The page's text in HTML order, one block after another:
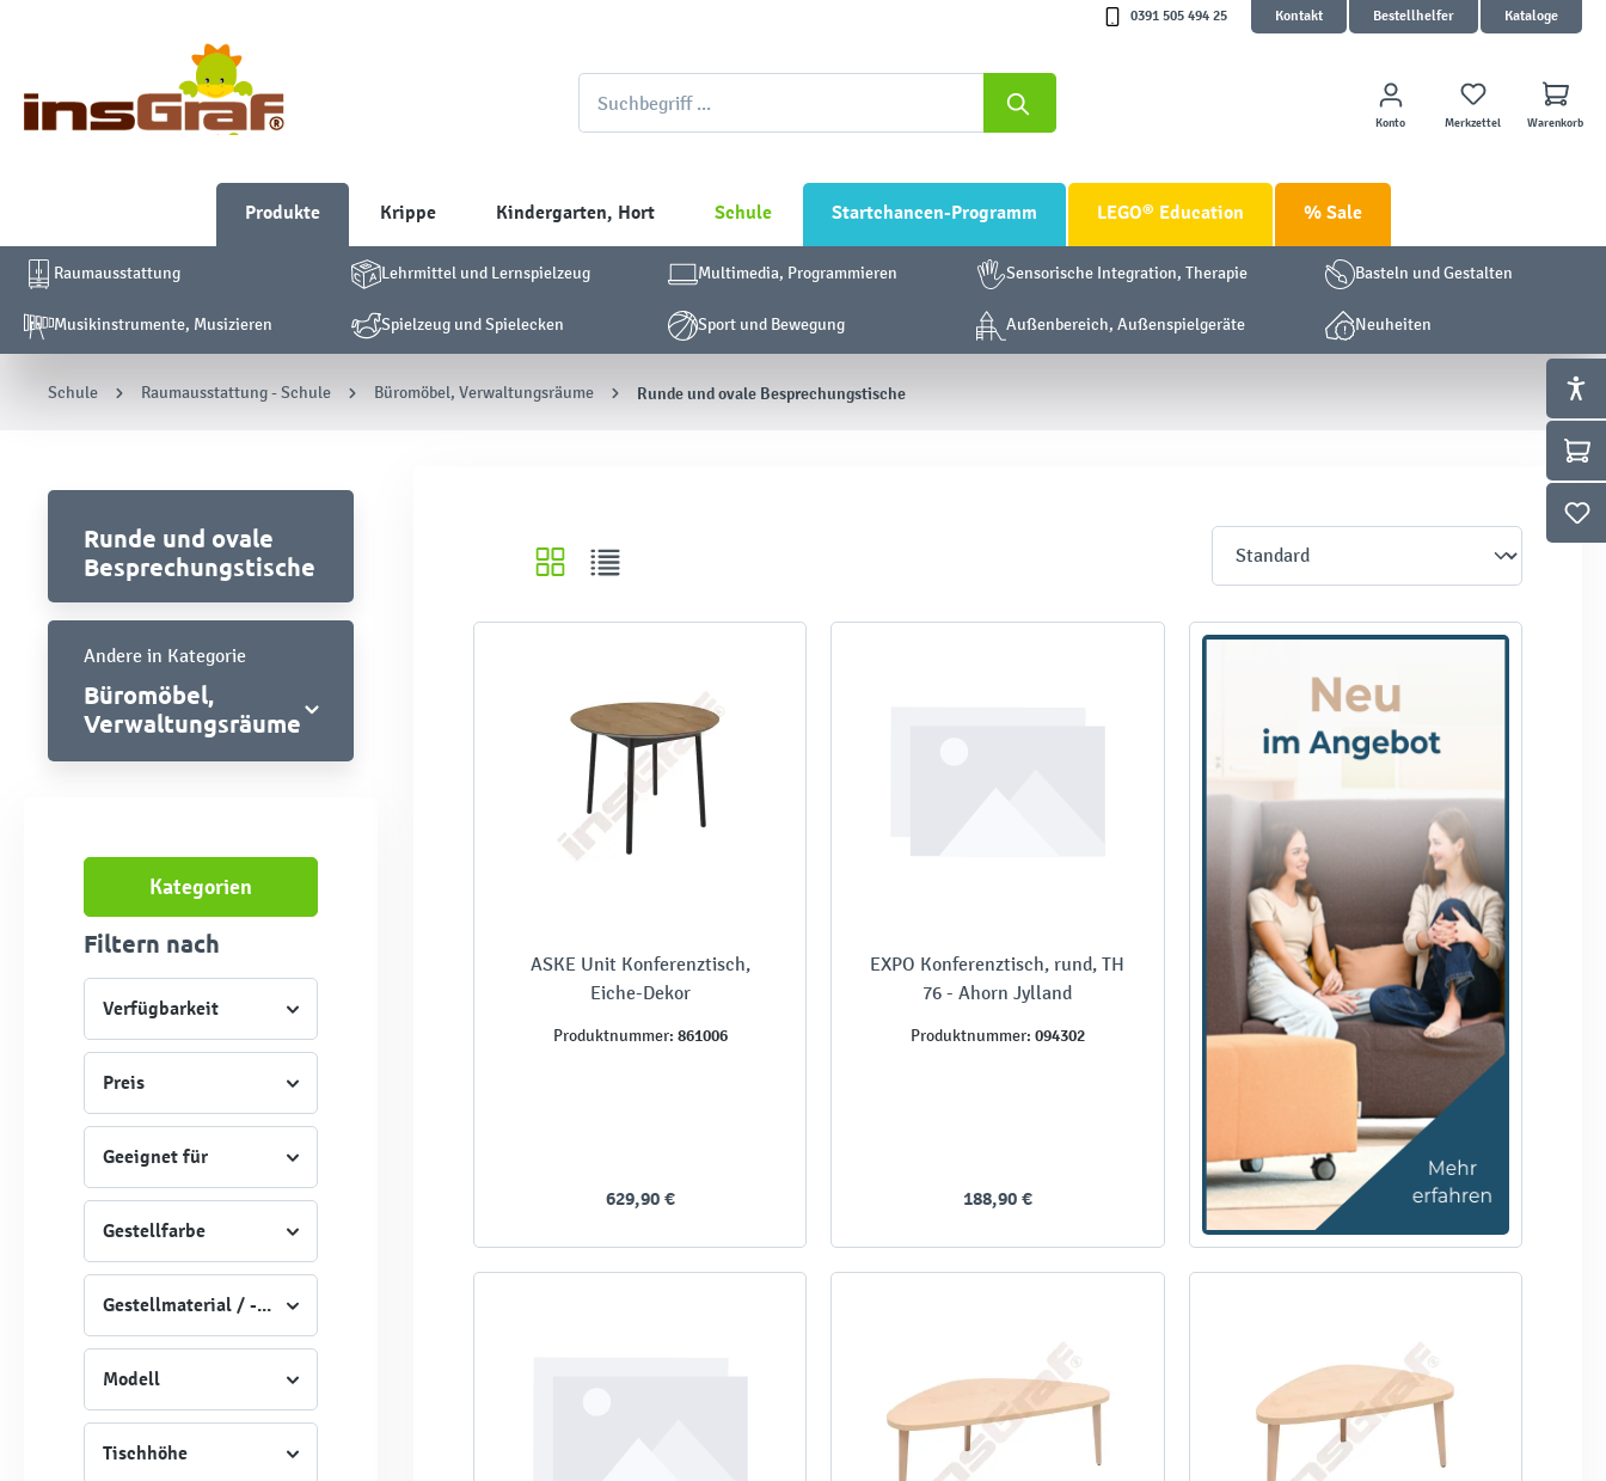
0391 505 494 25 Kontakt Bestellhelfer Kataloge
Konto Merkzettel Warenkorb
Produkte Krippe Kindergarten, Hort Schule Startchancen-Programm LEGO® Education % Sale
Raumausstattung Lehrmittel und Lernspielzeug Multimedia, Programmieren Sensorische Integration, Therapie Basteln und Gestalten
Musikinstrumente, Musizieren Spielzeug und Spielecken Sport und Bewegung Außenbereich, Außenspielgeräte Neuheiten
Schule Raumausstattung - Schule Büromöbel, Verwaltungsräume Runde und ovale Besprechungstische
Runde und ovale
Besprechungstische
Andere in Kategorie
Büromöbel,
Verwaltungsräume
Kategorien
Filtern nach
Verfügbarkeit
Preis
Geeignet für
Gestellfarbe
Gestellmaterial / -Art
Modell
Tischhöhe
ASKE Unit Konferenztisch,
Eiche-Dekor
Produktnummer: 861006
629,90 €
EXPO Konferenztisch, rund, TH
76 - Ahorn Jylland
Produktnummer: 094302
188,90 €